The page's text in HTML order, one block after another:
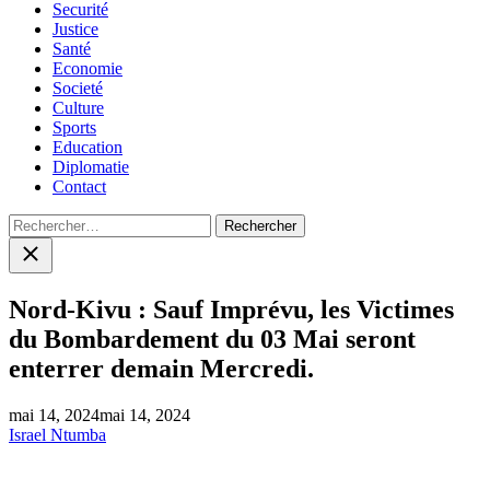
Securité
Justice
Santé
Economie
Societé
Culture
Sports
Education
Diplomatie
Contact
Rechercher :
Close
search
Nord-Kivu : Sauf Imprévu, les Victimes
du Bombardement du 03 Mai seront
enterrer demain Mercredi.
mai 14, 2024mai 14, 2024
Israel Ntumba